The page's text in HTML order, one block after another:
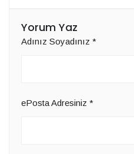
Yorum Yaz
Adınız Soyadınız *
ePosta Adresiniz *